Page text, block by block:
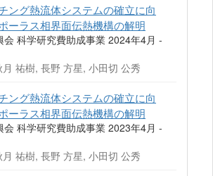
ング熱流体システムの確立に向
ーラス相界面伝熱機構の解明
会 科学研究費助成事業 2024年4月 -
祐樹, 長野 方星, 小田切 公秀
ング熱流体システムの確立に向
ーラス相界面伝熱機構の解明
会 科学研究費助成事業 2023年4月 -
祐樹, 長野 方星, 小田切 公秀